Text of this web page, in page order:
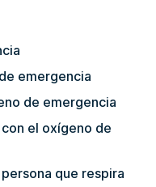
emergencia
de emergencia
el oxígeno de
que respira